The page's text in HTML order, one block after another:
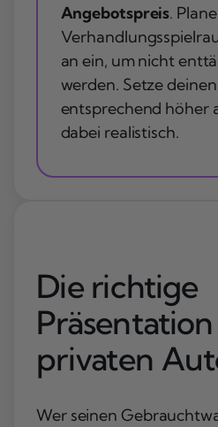
Angebotspreis.
an ein, um nicht
werden. Setze
entsprechend höher
dabei realistisch.
Die richtige
privaten
Wer seinen